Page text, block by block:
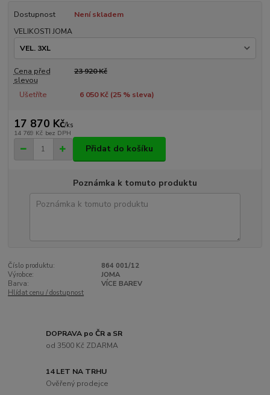
Dostupnost
Není skladem
VELIKOSTI JOMA
Cena před
slevou
23 920 Kč
Ušetříte 6 050 Kč (25% sleva)
17 870 Kč/ks
14 769 Kč bez DPH
Přidat do košíku
Poznámka k tomuto produktu
Číslo produktu:
864 001/12
Výrobce:
JOMA
Barva:
VÍCE BAREV
Hlídat cenu / dostupnost
DOPRAVA po ČR a SR
od 3500 Kč ZDARMA
14 LET NA TRHU
Ověřený prodejce